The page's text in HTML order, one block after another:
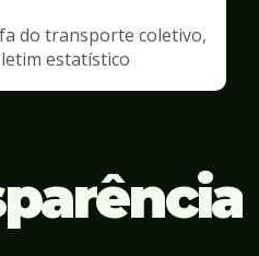
do transporte coletivo,
estatístico